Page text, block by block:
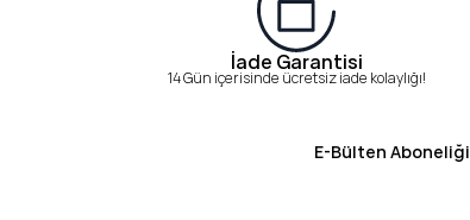
İade Garantisi
14 Gün içerisinde ücretsiz iade kolaylığı!
E-Bülten Aboneliği